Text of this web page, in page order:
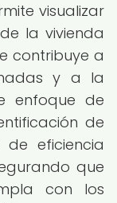
visualizar
la vivienda
contribuye a
y a la
enfoque de
de
de eficiencia
que
con los